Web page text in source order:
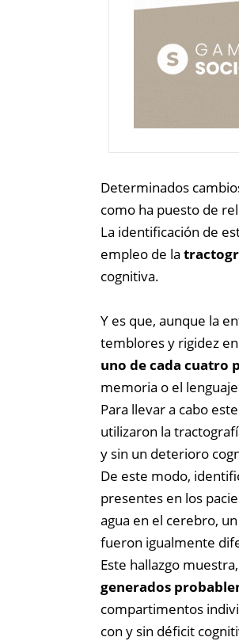
Determinados
como ha puesto de
La identificación de
empleo de la
cognitiva.
Y es que, aunque la
temblores y rigidez
uno de cada cuatro
memoria o el
Para llevar a cabo
utilizaron la
y sin un deterioro
De este modo,
presentes en los
agua en el cerebro,
fueron igualmente
Este hallazgo
generados
compartimentos
con y sin déficit